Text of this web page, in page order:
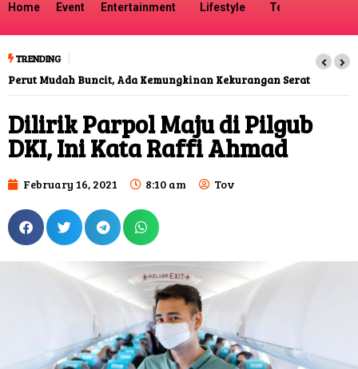
Home Event Entertainment Lifestyle Tech
TRENDING
Perut Mudah Buncit, Ada Kemungkinan Kekurangan Serat
Dilirik Parpol Maju di Pilgub
DKI, Ini Kata Raffi Ahmad
February 16, 2021 8:10 am Tov